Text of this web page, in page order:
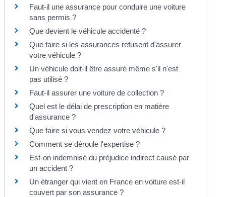
Faut-il une assurance pour conduire une voiture
sans permis ?
Que devient le véhicule accidenté ?
Que faire si les assurances refusent d'assurer
votre véhicule ?
Un véhicule doit-il être assuré même s'il n'est
pas utilisé ?
Faut-il assurer une voiture de collection ?
Quel est le délai de prescription en matière
d'assurance ?
Que faire si vous vendez votre véhicule ?
Comment se déroule l'expertise ?
Est-on indemnisé du préjudice indirect causé par
un accident ?
Un étranger qui vient en France en voiture est-il
couvert par son assurance ?